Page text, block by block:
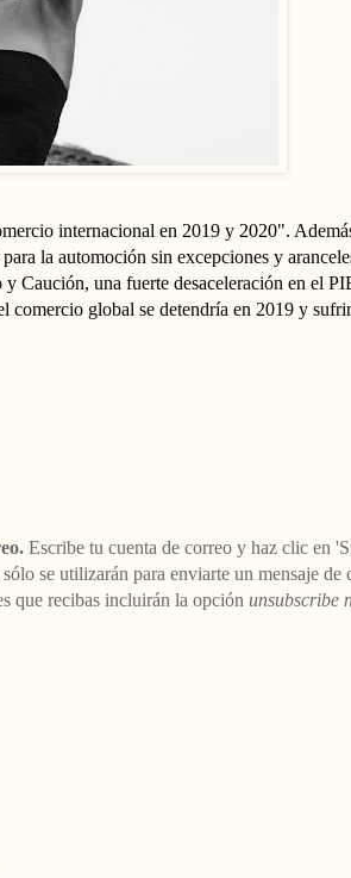
internacional en 2019 y 2020".
la automoción sin excepciones y
Caución, una fuerte desaceleración en el
comercio global se detendría en 2019 y
Escribe tu cuenta de correo y haz clic en
se utilizarán para enviarte un mensaje de
que recibas incluirán la opción unsubscribe